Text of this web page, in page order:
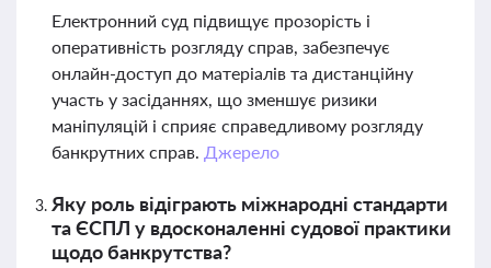
Електронний суд підвищує прозорість і
оперативність розгляду справ, забезпечує
онлайн-доступ до матеріалів та дистанційну
участь у засіданнях, що зменшує ризики
маніпуляцій і сприяє справедливому розгляду
банкрутних справ. Джерело
Яку роль відіграють міжнародні стандарти
та ЄСПЛ у вдосконаленні судової практики
щодо банкрутства?